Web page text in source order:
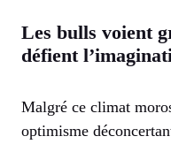
Les bulls voient
défient
Malgré ce climat
optimisme